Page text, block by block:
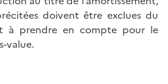
doivent être exclues du
à prendre en compte pour le
value.